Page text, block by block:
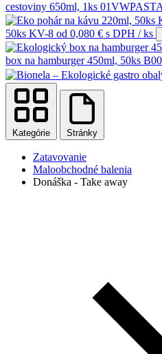
cestoviny 650ml, 1ks 01VWPASTA
50ks KV-8 od 0,080 € s DPH / ks
box na hamburger 450ml, 50ks
Kategórie Stránky
Zatavovanie
Maloobchodné balenia
Donáška - Take away